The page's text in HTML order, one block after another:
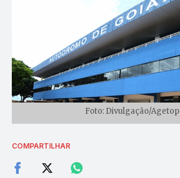
Foto: Divulgação/Agetop
COMPARTILHAR